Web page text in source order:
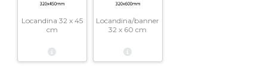
Locandina 32 x 45
cm
Locandina/banner
32 x 60 cm